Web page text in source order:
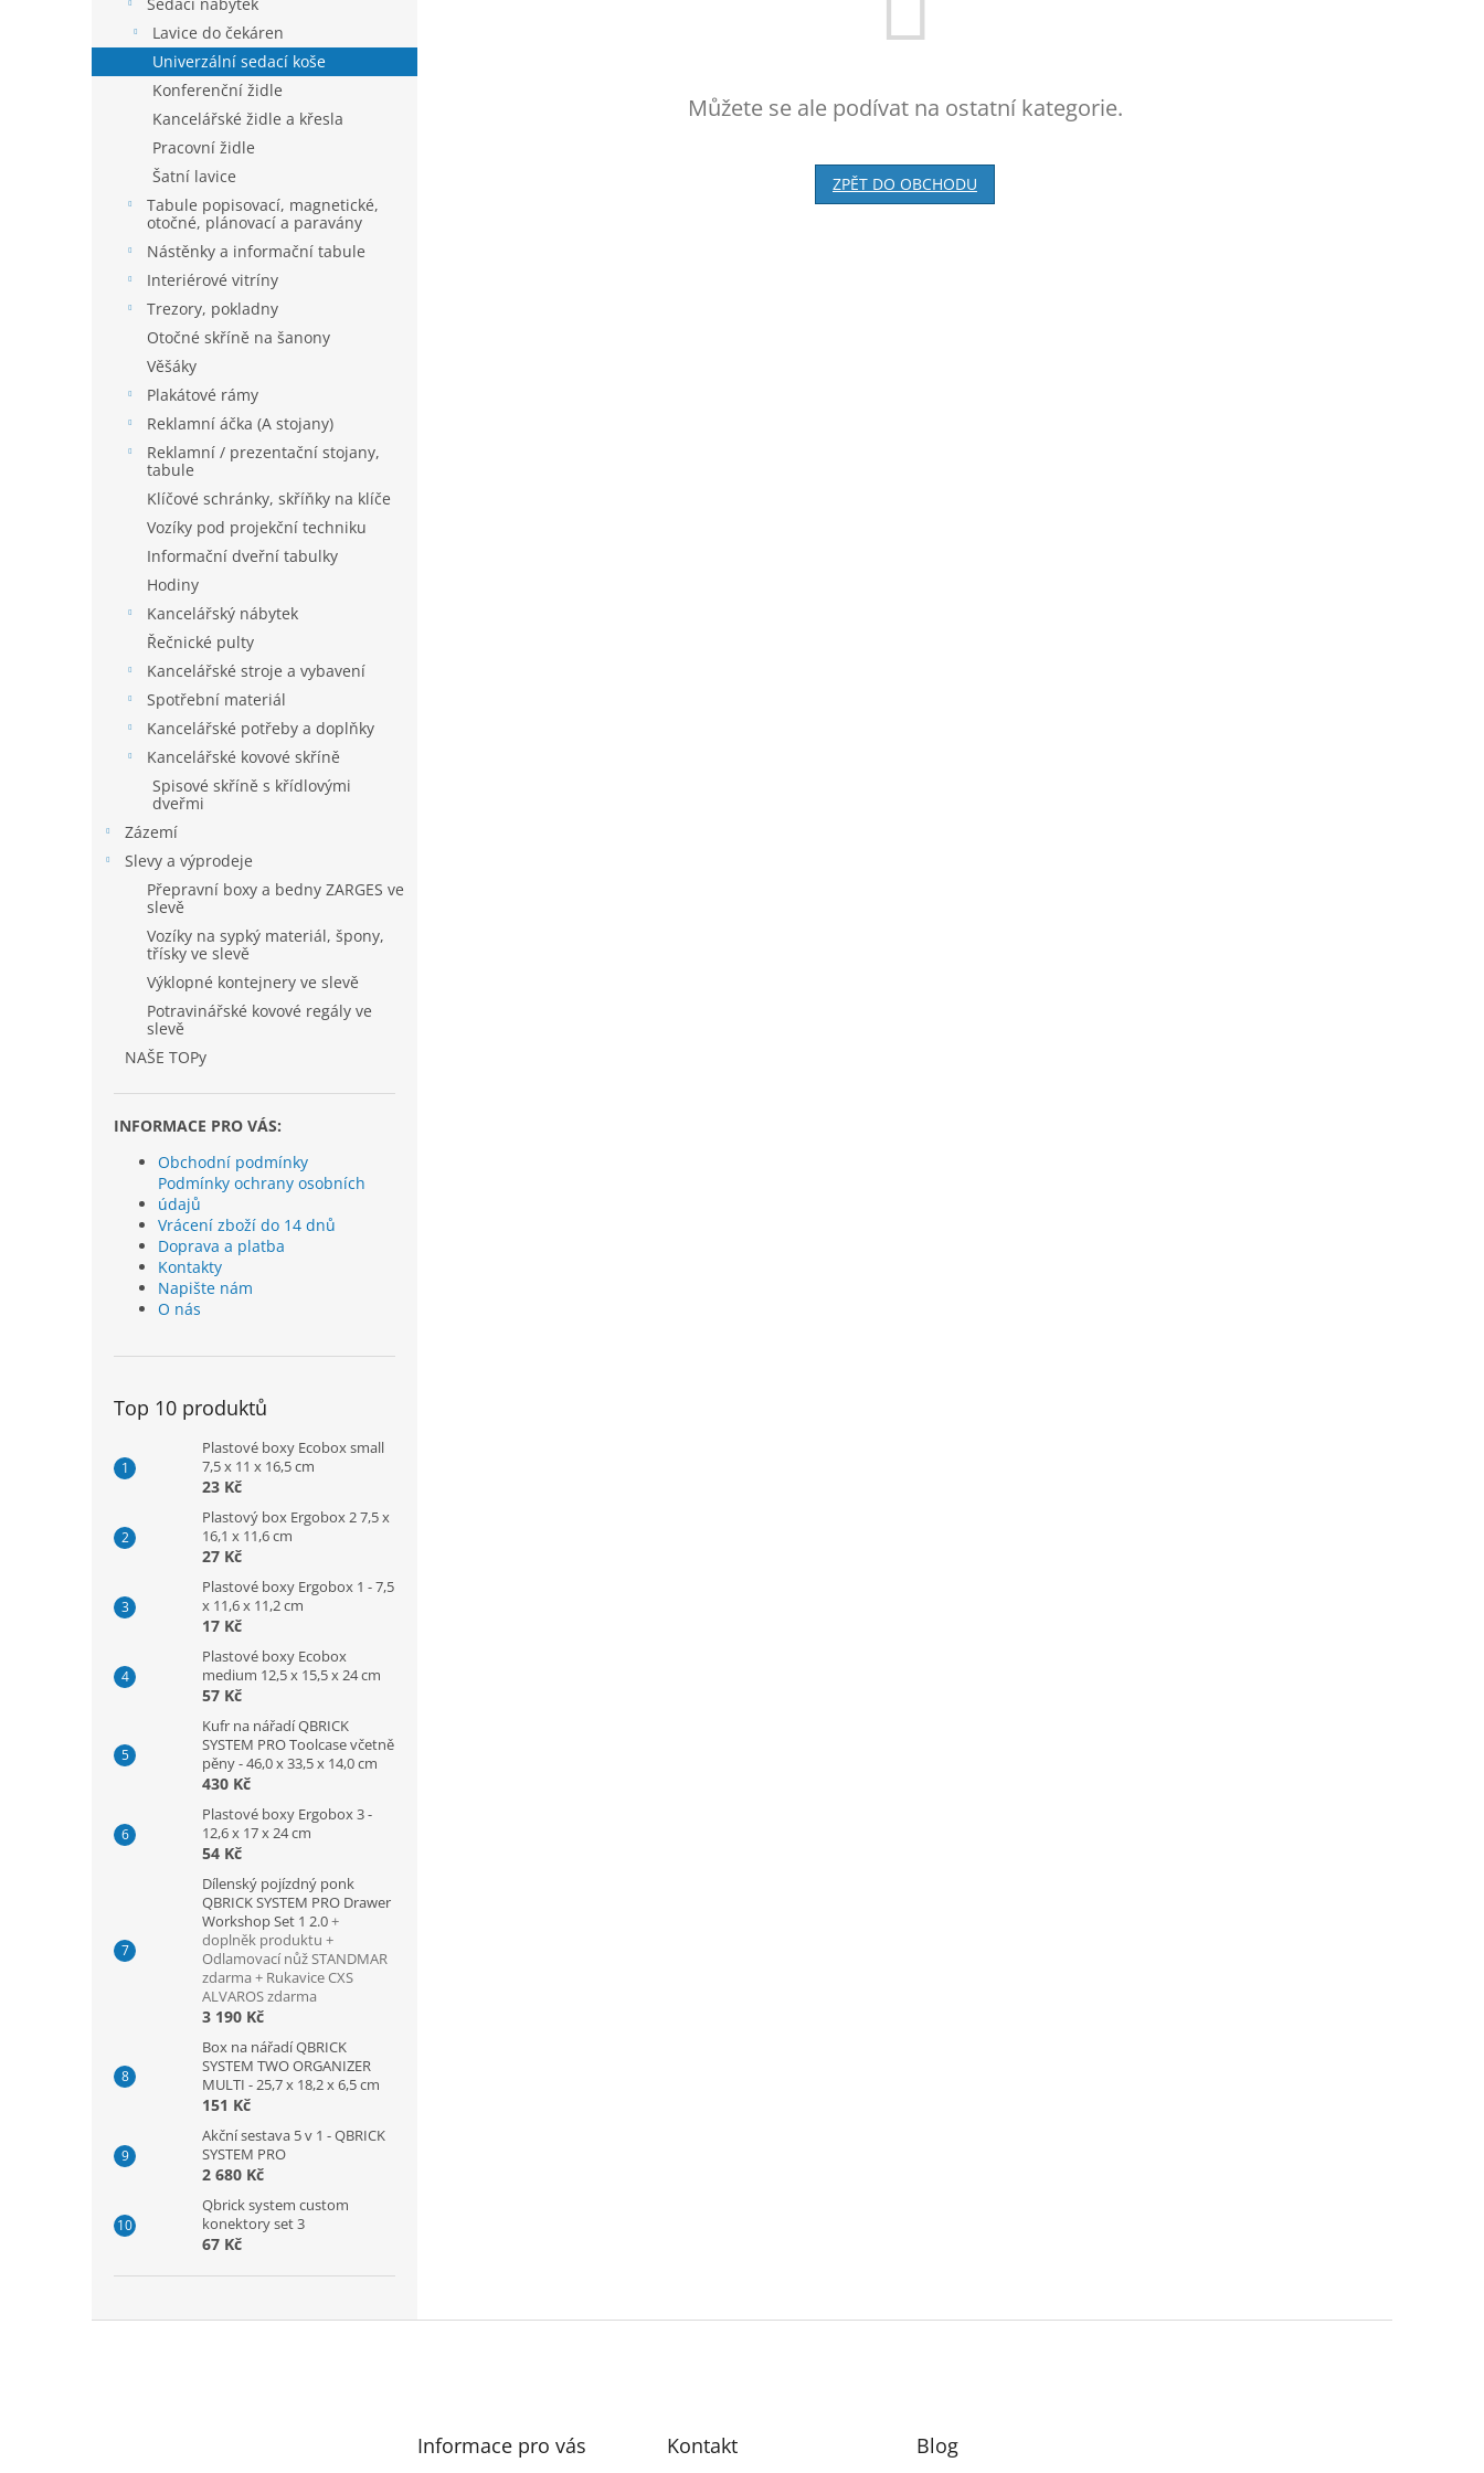
a
n
Lavice do čekáren
Univerzální sedací koše
Konferenční židle
Kancelářské židle a křesla
Pracovní židle
Šatní lavice
Tabule popisovací, magnetické,
otočné, plánovací a paravány
Nástěnky a informační tabule
Interiérové vitríny
Trezory, pokladny
Otočné skříně na šanony
Věšáky
Plakátové rámy
Reklamní áčka (A stojany)
Reklamní / prezentační stojany,
tabule
Klíčové schránky, skříňky na klíče
Vozíky pod projekční techniku
Informační dveřní tabulky
Hodiny
Kancelářský nábytek
Řečnické pulty
Kancelářské stroje a vybavení
Spotřební materiál
Kancelářské potřeby a doplňky
Kancelářské kovové skříně
Spisové skříně s křídlovými
dveřmi
Zázemí
Slevy a výprodeje
Přepravní boxy a bedny ZARGES ve
slevě
Vozíky na sypký materiál, špony,
třísky ve slevě
Výklopné kontejnery ve slevě
Potravinářské kovové regály ve
slevě
NAŠE TOPy
INFORMACE PRO VÁS:
Obchodní podmínky
Podmínky ochrany osobních
údajů
Vrácení zboží do 14 dnů
Doprava a platba
Kontakty
Napište nám
O nás
Top 10 produktů
Plastové boxy Ecobox small
7,5 x 11 x 16,5 cm
23 Kč
Plastový box Ergobox 2 7,5 x
16,1 x 11,6 cm
27 Kč
Plastové boxy Ergobox 1 - 7,5
x 11,6 x 11,2 cm
17 Kč
Plastové boxy Ecobox
medium 12,5 x 15,5 x 24 cm
57 Kč
Kufr na nářadí QBRICK
SYSTEM PRO Toolcase včetně
pěny - 46,0 x 33,5 x 14,0 cm
430 Kč
Plastové boxy Ergobox 3 -
12,6 x 17 x 24 cm
54 Kč
Dílenský pojízdný ponk
QBRICK SYSTEM PRO Drawer
Workshop Set 1 2.0+
doplněk produktu +
Odlamovací nůž STANDMAR
zdarma + Rukavice CXS
ALVAROS zdarma
3 190 Kč
Box na nářadí QBRICK
SYSTEM TWO ORGANIZER
MULTI - 25,7 x 18,2 x 6,5 cm
151 Kč
Akční sestava 5 v 1 - QBRICK
SYSTEM PRO
2 680 Kč
Qbrick system custom
konektory set 3
67 Kč
Můžete se ale podívat na ostatní kategorie.
ZPĚT DO OBCHODU
Informace pro vás Kontakt Blog